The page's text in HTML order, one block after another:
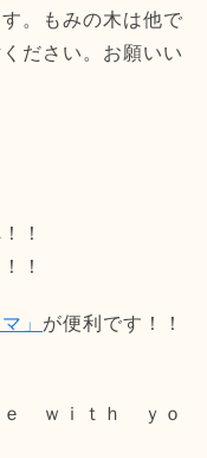
。もみの木は他で
ださい。お願いい
！
！
」 が便利です！！
ｗｉｔｈ ｙｏ